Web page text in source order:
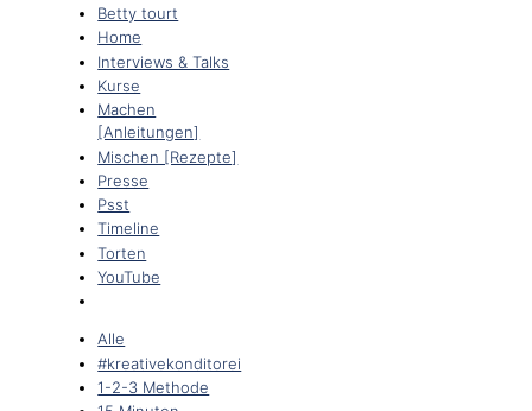
Betty tourt
Home
Interviews & Talks
Kurse
Machen
[Anleitungen]
Mischen [Rezepte]
Presse
Psst
Timeline
Torten
YouTube
Alle
#kreativekonditorei
1-2-3 Methode